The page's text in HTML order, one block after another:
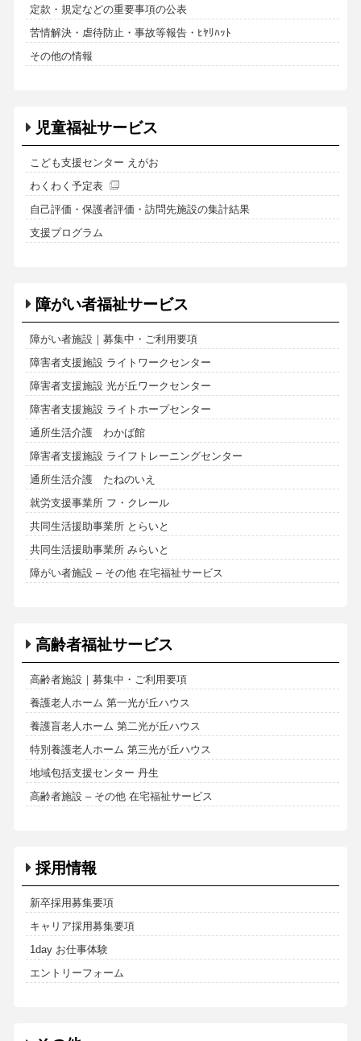
定款・規定などの重要事項の公表
苦情解決・虐待防止・事故等報告・ﾋﾔﾘﾊｯﾄ
その他の情報
児童福祉サービス
こども支援センター えがお
わくわく予定表
自己評価・保護者評価・訪問先施設の集計結果
支援プログラム
障がい者福祉サービス
障がい者施設｜募集中・ご利用要項
障害者支援施設 ライトワークセンター
障害者支援施設 光が丘ワークセンター
障害者支援施設 ライトホープセンター
通所生活介護 わかば館
障害者支援施設 ライフトレーニングセンター
通所生活介護 たねのいえ
就労支援事業所 フ・クレール
共同生活援助事業所 とらいと
共同生活援助事業所 みらいと
障がい者施設 – その他 在宅福祉サービス
高齢者福祉サービス
高齢者施設｜募集中・ご利用要項
養護老人ホーム 第一光が丘ハウス
養護盲老人ホーム 第二光が丘ハウス
特別養護老人ホーム 第三光が丘ハウス
地域包括支援センター 丹生
高齢者施設 – その他 在宅福祉サービス
採用情報
新卒採用募集要項
キャリア採用募集要項
1day お仕事体験
エントリーフォーム